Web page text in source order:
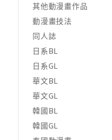
其他動漫畫作品
動漫畫技法
同人誌
日系BL
日系GL
華文BL
華文GL
韓國BL
韓國GL